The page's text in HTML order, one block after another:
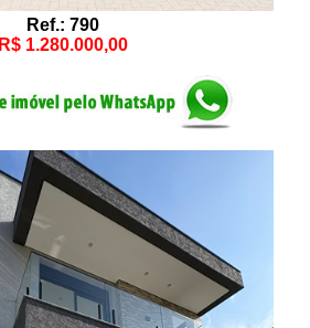
Ref.: 790
R$ 1.280.000,00